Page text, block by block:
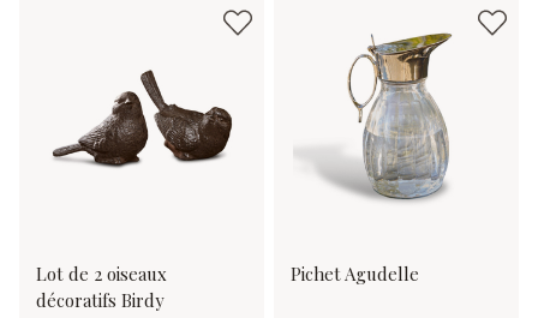
Lot de 2 oiseaux
décoratifs Birdy
Pichet Agudelle